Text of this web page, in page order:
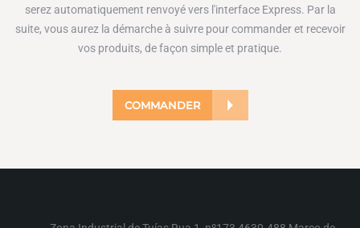
serez automatiquement renvoyé vers l'interface Express. Par la
suite, vous aurez la démarche à suivre pour commander et recevoir
vos produits, de façon simple et pratique.
COMMANDER